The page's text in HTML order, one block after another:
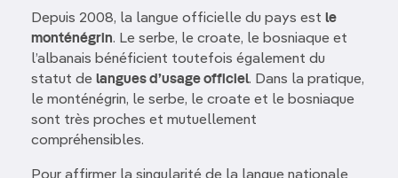
Depuis 2008, la langue officielle du pays est le
monténégrin. Le serbe, le croate, le bosniaque et
l’albanais bénéficient toutefois également du
statut de langues d’usage officiel. Dans la pratique,
le monténégrin, le serbe, le croate et le bosniaque
sont très proches et mutuellement
compréhensibles.